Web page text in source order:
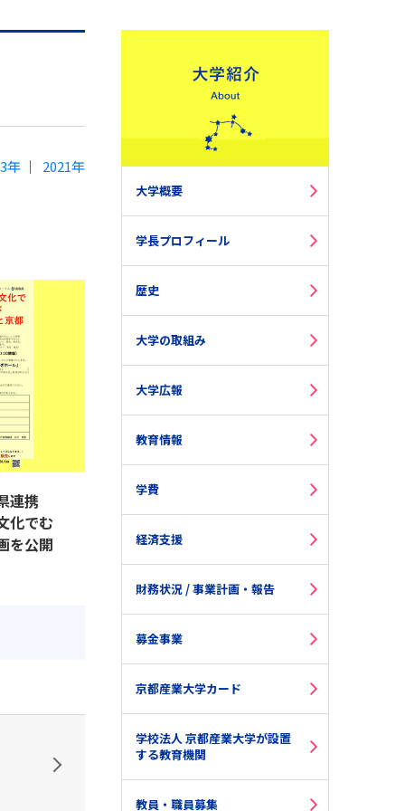
年 2021年
連携
化でむ
を公開
大学概要
学長プロフィール
歴史
大学の取組み
大学広報
教育情報
学費
経済支援
財務状況 / 事業計画・報告
募金事業
京都産業大学カード
学校法人 京都産業大学が設置
する教育機関
教員・職員募集